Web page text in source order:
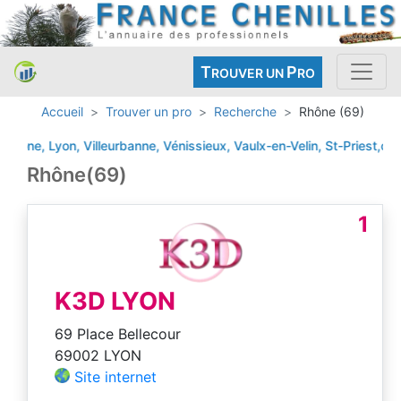
TROUVER UN PRO
Accueil Trouver un pro Recherche Rhône (69)
Lyon, Villeurbanne, Vénissieux, Vaulx-en-Velin, St-
Rhône(69)
1
K3D LYON
69 Place Bellecour
69002 LYON
Site internet